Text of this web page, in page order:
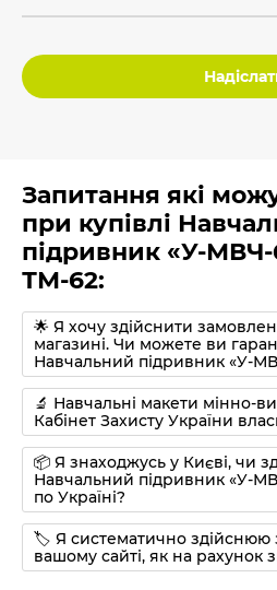
Запитання які
при купівлі
підривник «У-МВЧ-
ТМ-62:
🌟 Я хочу здійснити
магазині. Чи можете ви
Навчальний підривник «У-
🔬 Навчальні макети мінно-
Кабінет Захисту України
📦 Я знаходжусь у Києві, чи
Навчальний підривник «У-
по Україні?
🏷 Я систематично здійснюю
вашому сайті, як на рахунок